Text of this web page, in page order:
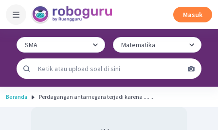
Masuk
Beranda Perdagangan antarnegara terjadi karena .... ...